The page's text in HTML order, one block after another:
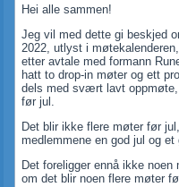
Hei alle sammen!
Jeg vil med dette gi beskjed
2022, utlyst i
etter avtale med formann
hatt to drop-in møter og ett
dels med svært lavt
før jul.
Det blir ikke flere møter før
medlemmene en god jul og et
Det foreligger ennå ikke
om det blir noen flere møter